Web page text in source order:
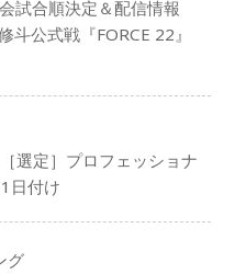
試合順決定＆配信情報
斗公式戦『FORCE 22』
選定］プロフェッショナ
日付け
グ